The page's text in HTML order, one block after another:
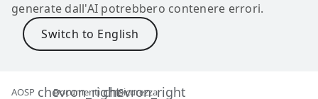
generate dall'AI potrebbero contenere errori.
AOSP Documenti Sicurezza